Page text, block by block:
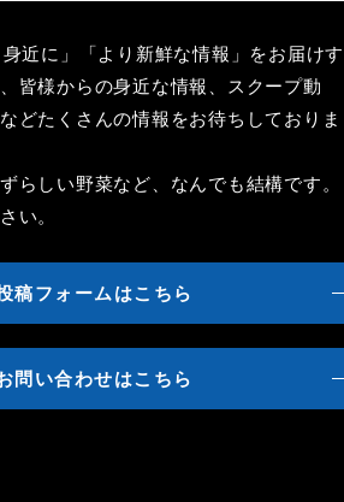
近に」「より新鮮な情報」をお届けす
皆様からの身近な情報、スクープ動
どたくさんの情報をお待ちしておりま
らしい野菜など、なんでも結構です。
い。
稿フォームはこちら
問い合わせはこちら